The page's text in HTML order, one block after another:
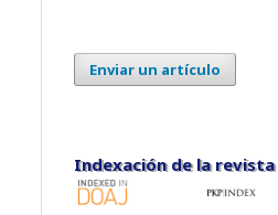
Enviar un artículo
Indexación de la revista
Indexación de la revista